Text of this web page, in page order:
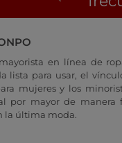
en línea de
lista para usar, el
mujeres y los
por mayor de manera
la última moda.